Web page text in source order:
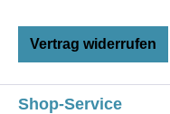
Vertrag widerrufen
Shop-Service